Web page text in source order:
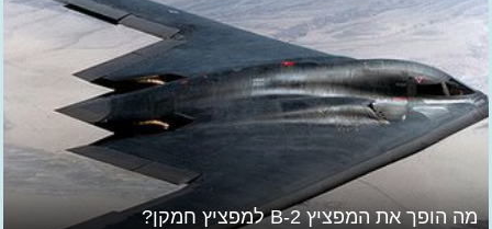
מה הופך את המפציץ B-2 למפציץ חמקן?